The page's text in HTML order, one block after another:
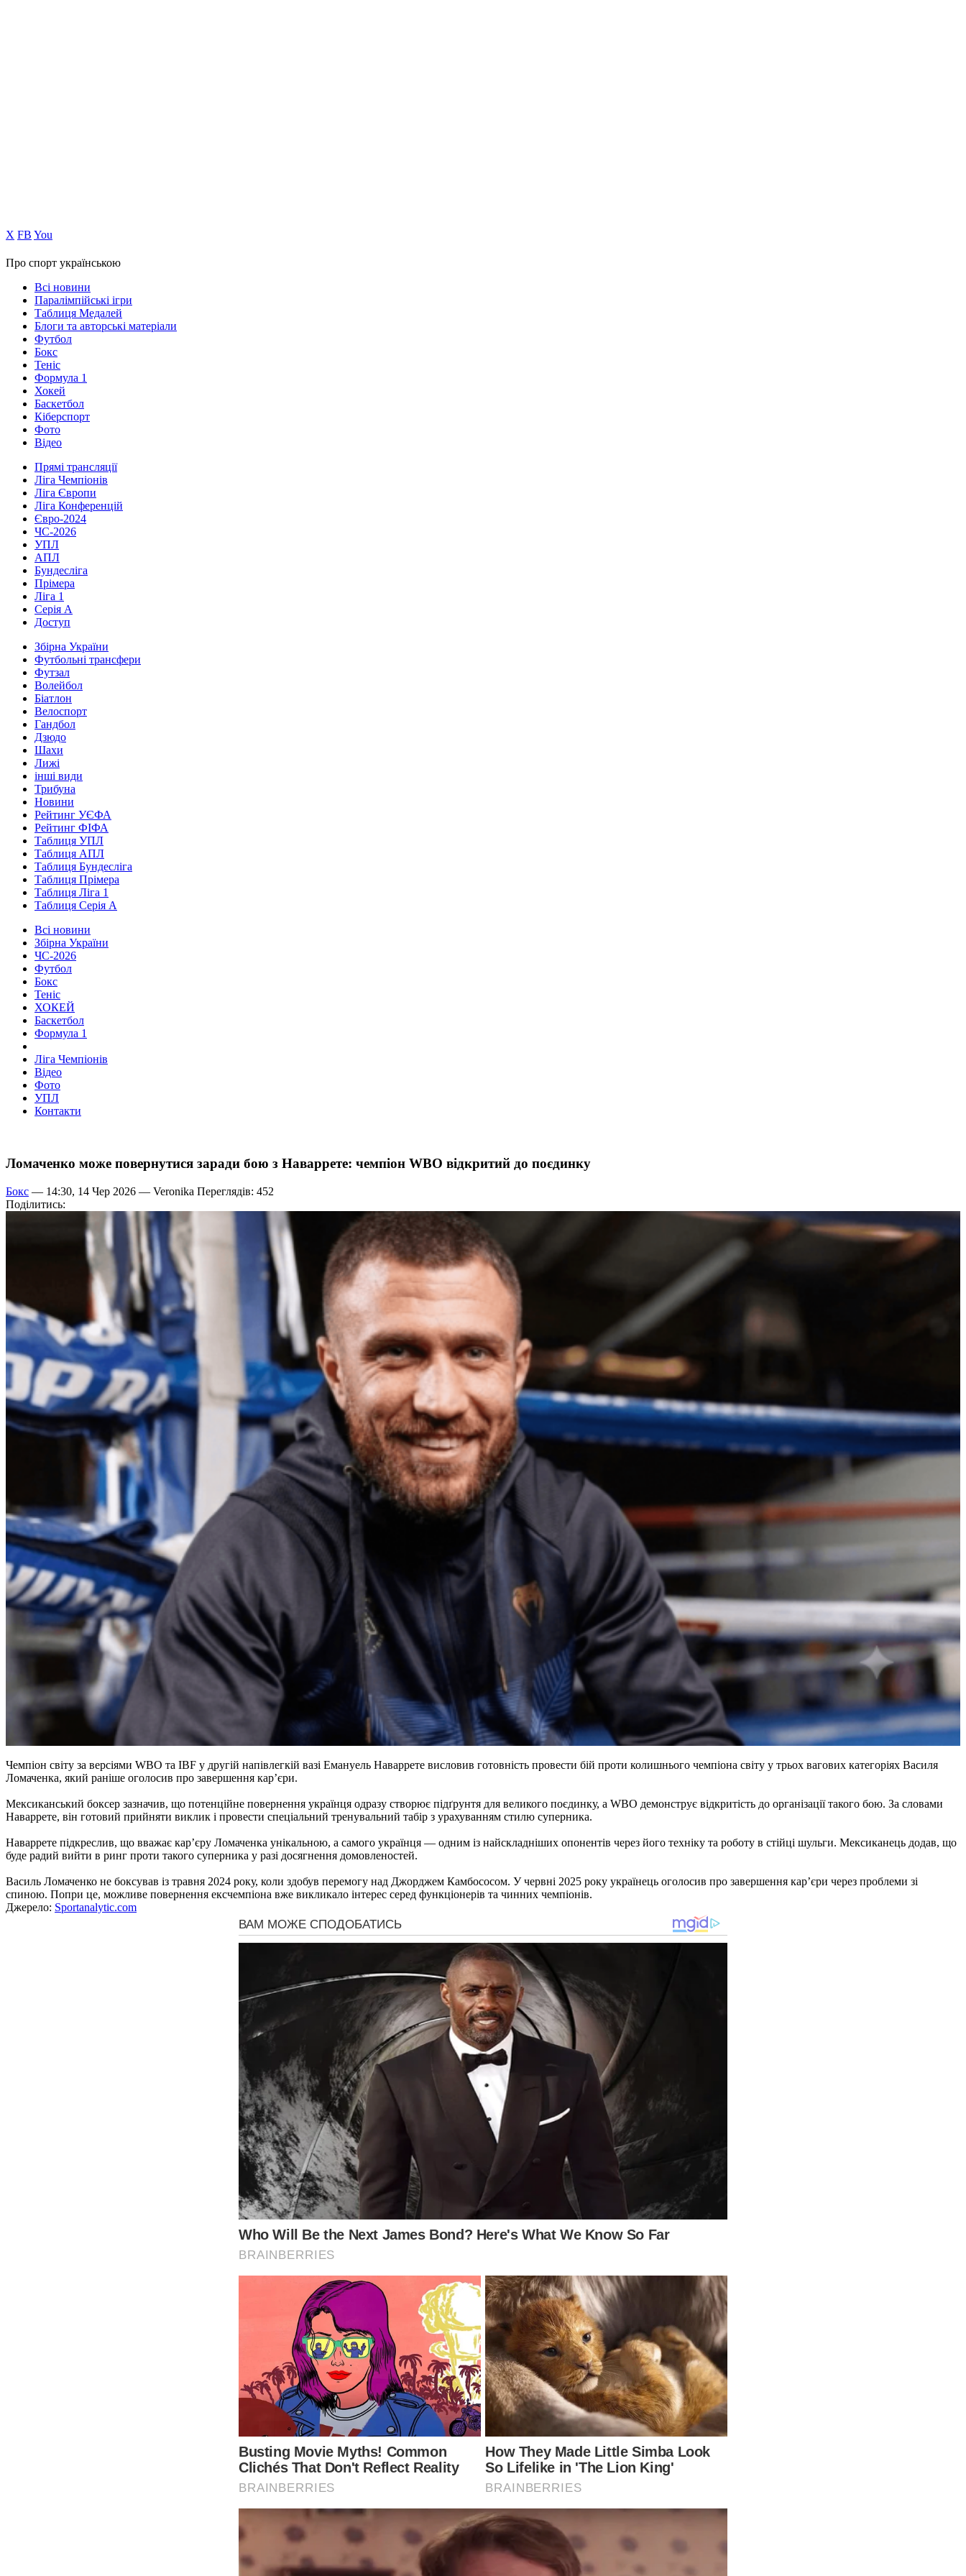
Х FB You
Про спорт українською
Всі новини
Паралімпійські ігри
Таблиця Медалей
Блоги та авторські матеріали
Футбол
Бокс
Теніс
Формула 1
Хокей
Баскетбол
Кіберспорт
Фото
Відео
Прямі трансляції
Ліга Чемпіонів
Ліга Європи
Ліга Конференцій
Євро-2024
ЧС-2026
УПЛ
АПЛ
Бундесліга
Прімера
Ліга 1
Серія А
Доступ
Збірна України
Футбольні трансфери
Футзал
Волейбол
Біатлон
Велоспорт
Гандбол
Дзюдо
Шахи
Лижі
інші види
Трибуна
Новини
Рейтинг УЄФА
Рейтинг ФІФА
Таблиця УПЛ
Таблиця АПЛ
Таблиця Бундесліга
Таблиця Прімера
Таблиця Ліга 1
Таблиця Серія А
Всі новини
Збірна України
ЧС-2026
Футбол
Бокс
Теніс
ХОКЕЙ
Баскетбол
Формула 1
Ліга Чемпіонів
Відео
Фото
УПЛ
Контакти
Ломаченко може повернутися заради бою з Наваррете: чемпіон WBO відкритий до поєдинку
Бокс — 14:30, 14 Чер 2026 — Veronika Переглядів: 452
Поділитись:
Чемпіон світу за версіями WBO та IBF у другій напівлегкій вазі Емануель Наваррете висловив готовність провести бій проти колишнього чемпіона світу у трьох вагових категоріях Василя
Ломаченка, який раніше оголосив про завершення кар’єри.
Мексиканський боксер зазначив, що потенційне повернення українця одразу створює підґрунтя для великого поєдинку, а WBO демонструє відкритість до організації такого бою. За словами
Наваррете, він готовий прийняти виклик і провести спеціальний тренувальний табір з урахуванням стилю суперника.
Наваррете підкреслив, що вважає кар’єру Ломаченка унікальною, а самого українця — одним із найскладніших опонентів через його техніку та роботу в стійці шульги. Мексиканець додав, що
буде радий вийти в ринг проти такого суперника у разі досягнення домовленостей.
Василь Ломаченко не боксував із травня 2024 року, коли здобув перемогу над Джорджем Камбососом. У червні 2025 року українець оголосив про завершення кар’єри через проблеми зі
спиною. Попри це, можливе повернення ексчемпіона вже викликало інтерес серед функціонерів та чинних чемпіонів.
Джерело: Sportanalytic.com